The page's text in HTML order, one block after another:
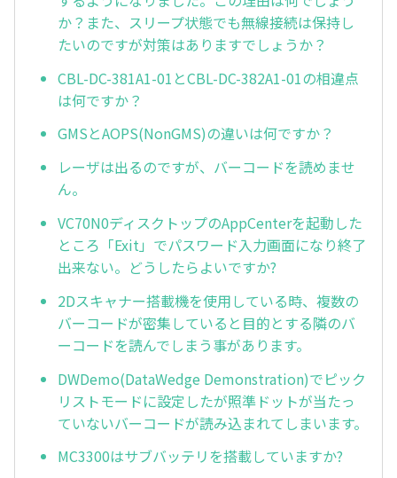
か？また、スリープ状態でも無線接続は保持し
たいのですが対策はありますでしょうか？
CBL-DC-381A1-01とCBL-DC-382A1-01の相違点
は何ですか？
GMSとAOPS(NonGMS)の違いは何ですか？
レーザは出るのですが、バーコードを読めませ
ん。
VC70N0ディスクトップのAppCenterを起動した
ところ「Exit」でパスワード入力画面になり終了
出来ない。どうしたらよいですか?
2Dスキャナー搭載機を使用している時、複数の
バーコードが密集していると目的とする隣のバ
ーコードを読んでしまう事があります。
DWDemo(DataWedge Demonstration)でピック
リストモードに設定したが照準ドットが当たっ
ていないバーコードが読み込まれてしまいます。
MC3300はサブバッテリを搭載していますか?